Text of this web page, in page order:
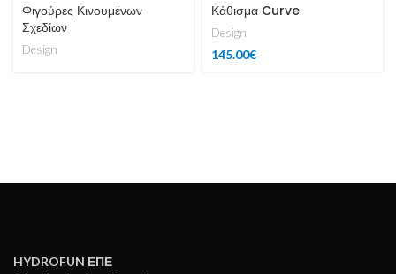
Φιγούρες Κινουμένων
Σχεδίων
Design
Κάθισμα Curve
Design
145.00€
HYDROFUN ΕΠΕ